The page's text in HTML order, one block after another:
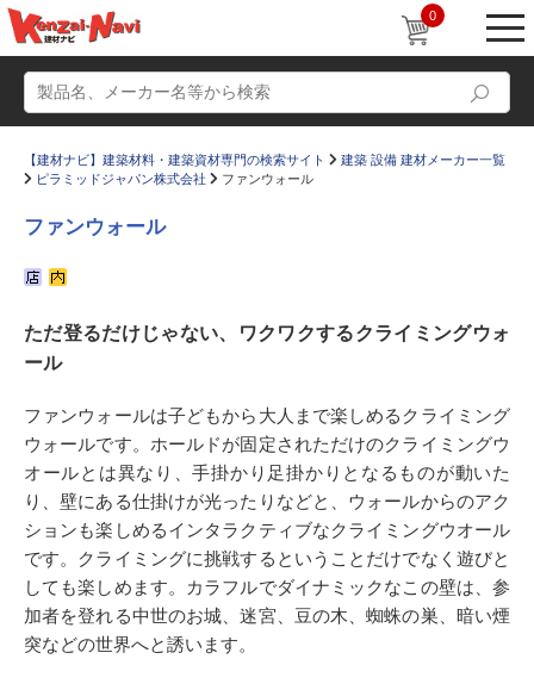
0
かたなび コラム
Q＆A 販売・施工代理店募集
お気に入り
【建材ナビ】建築材料・建築資材専門の検索サイト
建築 設備 建材メーカー一覧
ピラミッドジャパン株式会社
ファンウォール
ファンウォール
ただ登るだけじゃない、ワクワクするクライミングウォ
ール
ファンウォールは子どもから大人まで楽しめるクライミング
ウォールです。ホールドが固定されただけのクライミングウ
オールとは異なり、手掛かり足掛かりとなるものが動いた
り、壁にある仕掛けが光ったりなどと、ウォールからのアク
ションも楽しめるインタラクティブなクライミングウオール
です。クライミングに挑戦するということだけでなく遊びと
しても楽しめます。カラフルでダイナミックなこの壁は、参
加者を登れる中世のお城、迷宮、豆の木、蜘蛛の巣、暗い煙
突などの世界へと誘います。